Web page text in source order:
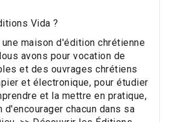
Vida ?
maison d'édition chrétienne
avons pour vocation de
et des ouvrages chrétiens
et électronique, pour étudier
et la mettre en pratique,
chacun dans sa